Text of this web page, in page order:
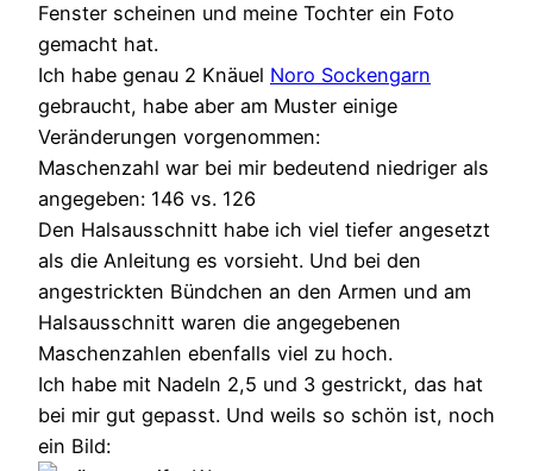
Fenster scheinen und meine Tochter ein Foto
gemacht hat.
Ich habe genau 2 Knäuel Noro Sockengarn
gebraucht, habe aber am Muster einige
Veränderungen vorgenommen:
Maschenzahl war bei mir bedeutend niedriger als
angegeben: 146 vs. 126
Den Halsausschnitt habe ich viel tiefer angesetzt
als die Anleitung es vorsieht. Und bei den
angestrickten Bündchen an den Armen und am
Halsausschnitt waren die angegebenen
Maschenzahlen ebenfalls viel zu hoch.
Ich habe mit Nadeln 2,5 und 3 gestrickt, das hat
bei mir gut gepasst. Und weils so schön ist, noch
ein Bild: